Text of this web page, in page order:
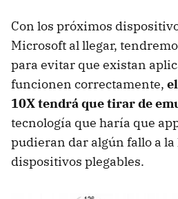
Con los próximos
Microsoft al llegar,
para evitar que existan
funcionen correctamente,
10X tendrá que tirar de
tecnología que haría que
pudieran dar algún fallo a la
dispositivos plegables.